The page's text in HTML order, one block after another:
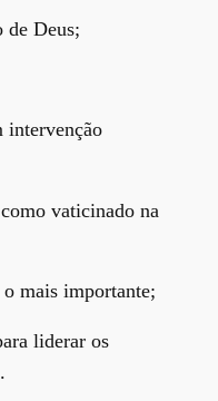
de Deus;
intervenção
vaticinado na
mais importante;
liderar os